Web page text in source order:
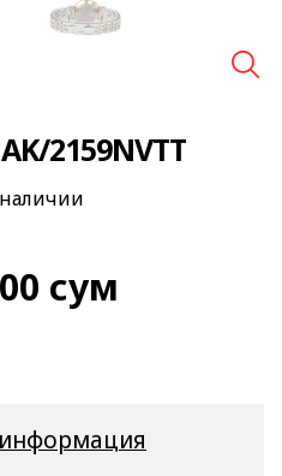
2159NVTT
сум